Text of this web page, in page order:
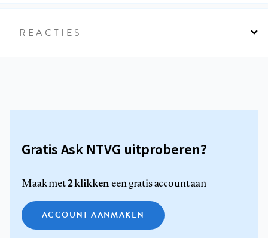
REACTIES
Gratis Ask NTVG uitproberen?
Maak met2 klikkeneen gratis account aan
ACCOUNT AANMAKEN